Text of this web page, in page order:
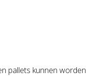
pallets kunnen